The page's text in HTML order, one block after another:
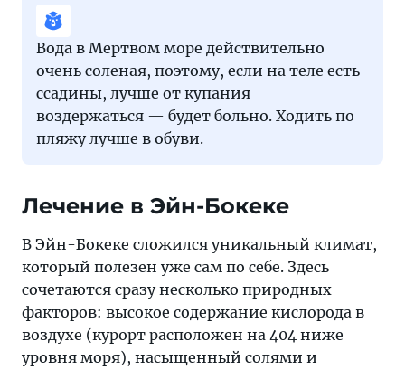
Вода в Мертвом море действительно
очень соленая, поэтому, если на теле есть
ссадины, лучше от купания
воздержаться — будет больно. Ходить по
пляжу лучше в обуви.
Лечение в Эйн-Бокеке
В Эйн-Бокеке сложился уникальный климат,
который полезен уже сам по себе. Здесь
сочетаются сразу несколько природных
факторов: высокое содержание кислорода в
воздухе (курорт расположен на 404 ниже
уровня моря), насыщенный солями и